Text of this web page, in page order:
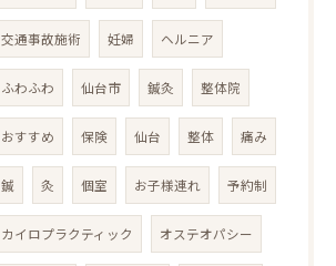
交通事故施術 妊婦 ヘルニア
ふわふわ 仙台市 鍼灸 整体院
おすすめ 保険 仙台 整体 痛み
鍼 灸 個室 お子様連れ 予約制
カイロプラクティック オステオパシー